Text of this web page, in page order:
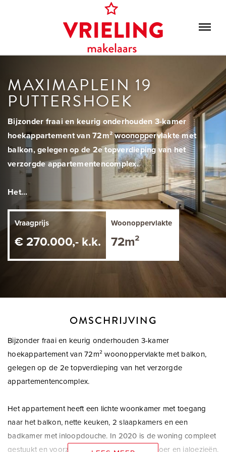
MAXIMAPLEIN 19
PUTTERSHOEK
Bijzonder fraai en keurig onderhouden 3-kamer
hoekappartement van 72m² woonoppervlakte met
balkon, gelegen op de 2e topverdieping van het
verzorgde appartementencomplex.
Het...
Vraagprijs
€ 270.000,- k.k.
Woonoppervlakte
72m²
OMSCHRIJVING
Bijzonder fraai en keurig onderhouden 3-kamer
hoekappartement van 72m² woonoppervlakte met balkon,
gelegen op de 2e topverdieping van het verzorgde
appartementencomplex.
Het appartement heeft een lichte woonkamer met toegang
naar het balkon, nette keuken, 2 slaapkamers en een
badkamer met inloopdouche. In 2020 is de woning compleet
gestuukt en voorzien van een nieuwe PVC-vloer en jaloezieën.